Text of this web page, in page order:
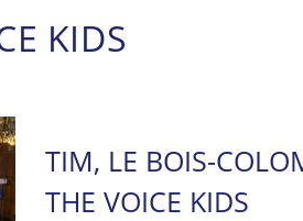
KIDS
TIM, LE BOIS-
THE VOICE KIDS